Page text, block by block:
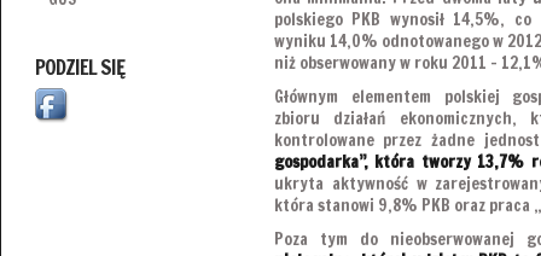
PODZIEL SIĘ
polskiego PKB wynosił 14,5%, co
wyniku 14,0% odnotowanego w
niż obserwowany w roku 2011 –
Głównym elementem polskiej
zbioru działań
kontrolowane przez żadne
gospodarka”, która tworzy 13,7%
ukryta aktywność w
która stanowi 9,8% PKB oraz praca
Poza tym do nieobserwowanej